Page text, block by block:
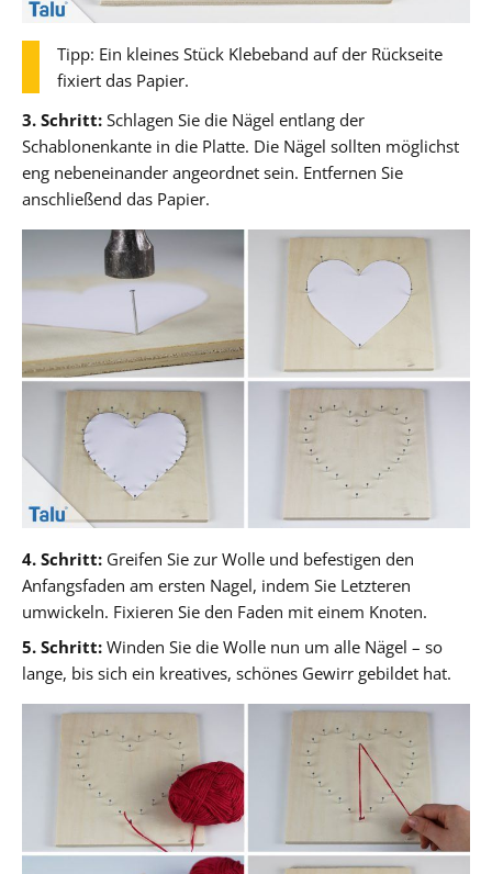
Tipp: Ein kleines Stück Klebeband auf der Rückseite
fixiert das Papier.
3. Schritt: Schlagen Sie die Nägel entlang der
Schablonenkante in die Platte. Die Nägel sollten möglichst
eng nebeneinander angeordnet sein. Entfernen Sie
anschließend das Papier.
4. Schritt: Greifen Sie zur Wolle und befestigen den
Anfangsfaden am ersten Nagel, indem Sie Letzteren
umwickeln. Fixieren Sie den Faden mit einem Knoten.
5. Schritt: Winden Sie die Wolle nun um alle Nägel – so
lange, bis sich ein kreatives, schönes Gewirr gebildet hat.